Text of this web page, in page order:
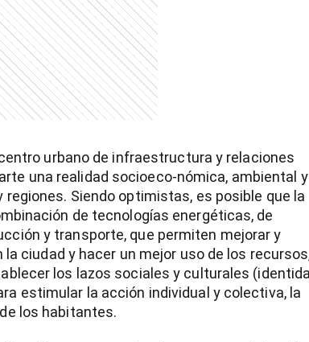
urbano de infraestructura y relaciones
una realidad socioeco-nómica, ambiental y
Siendo optimistas, es posible que la
de tecnologías energéticas, de
y transporte, que permiten mejorar y
ciudad y hacer un mejor uso de los
los lazos sociales y culturales
estimular la acción individual y colectiva, la
los habitantes.